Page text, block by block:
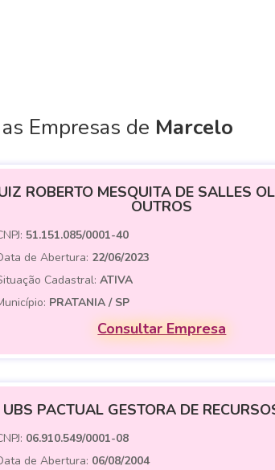
Empresas de Marcelo
ROBERTO MESQUITA DE SALLES
OUTROS
51.151.085/0001-40
de Abertura: 22/06/2023
Cadastral:ATIVA
PRATANIA / SP
Consultar Empresa
UBS PACTUAL GESTORA DE
06.910.549/0001-08
de Abertura: 06/08/2004